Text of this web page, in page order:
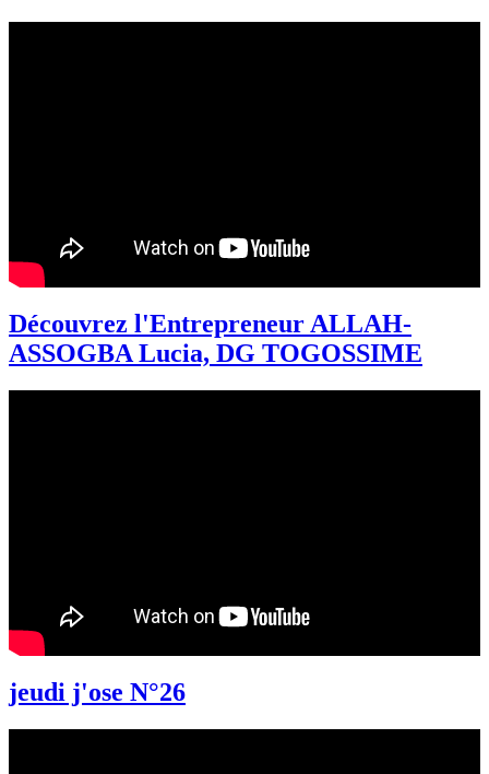
Découvrez l'Entrepreneur ALLAH-
ASSOGBA Lucia, DG TOGOSSIME
jeudi j'ose N°26